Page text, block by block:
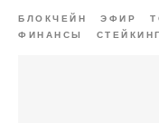
БЛОКЧЕЙН ЭФИР
ФИНАНСЫ
СТЕЙКИНГ